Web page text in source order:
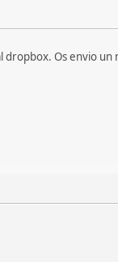
Os envio un